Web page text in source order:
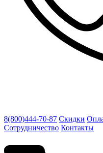
8(800)444-70-87 Скидки
Сотрудничество Контакты